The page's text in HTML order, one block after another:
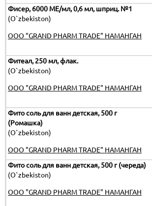
Фисер, 6000 МЕ/мл, 0,6 мл, шприц. №1
(O`zbekiston)
OOO "GRAND PHARM TRADE" НАМАНГАН
Фитеал, 250 мл, флак.
(O`zbekiston)
OOO "GRAND PHARM TRADE" НАМАНГАН
Фито соль для ванн детская, 500 г
(Ромашка)
(O`zbekiston)
OOO "GRAND PHARM TRADE" НАМАНГАН
Фито соль для ванн детская, 500 г (череда)
(O`zbekiston)
OOO "GRAND PHARM TRADE" НАМАНГАН